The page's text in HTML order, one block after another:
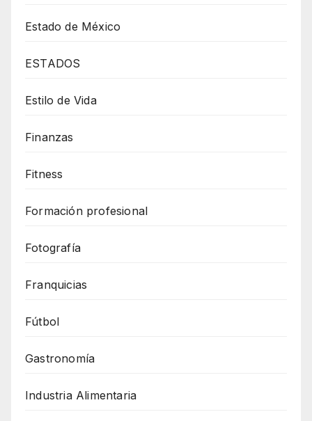
Estado de México
ESTADOS
Estilo de Vida
Finanzas
Fitness
Formación profesional
Fotografía
Franquicias
Fútbol
Gastronomía
Industria Alimentaria